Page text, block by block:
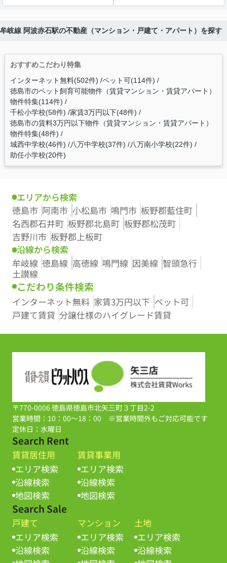
岐線 阿波赤石駅の不動産（マンション・戸建て・アパート）を探す
おすすめこだわり特集
インターネット無料(502件) ペット可(114件)
徳島市のペット飼育可能物件（賃貸マンション・賃貸アパート）
物件特集(114件)
千松小学校(58件) 家賃3万円以下(48件)
徳島市の賃料3万円以下物件（賃貸マンション・賃貸アパート）
物件特集(48件)
城西中学校(46件) 八万中学校(37件) 八万南小学校(22件)
助任小学校(20件)
エリアから検索
徳島市 阿南市 小松島市 鳴門市 板野郡藍住町
名西郡石井町 板野郡北島町 板野郡松茂町
吉野川市 板野郡上板町
沿線から検索
牟岐線 徳島線 高徳線 鳴門線 因美線 智頭急行
土讃線
こだわり条件検索
インターネット無料 家賃3万円以下 ペット可
戸建て賃貸 分譲仕様のハイグレード賃貸
〒770-0006 徳島県徳島市北矢三町３丁目2-2
営業時間：10：00～18：00 ※営業時間外もご対応可能です
定休日：水曜日
Search Rent
賃貸居住用
エリア検索
沿線検索
地図検索
賃貸事業用
エリア検索
沿線検索
地図検索
Search Sale
戸建て
エリア検索
沿線検索
マンション
エリア検索
沿線検索
土地
エリア検索
沿線検索